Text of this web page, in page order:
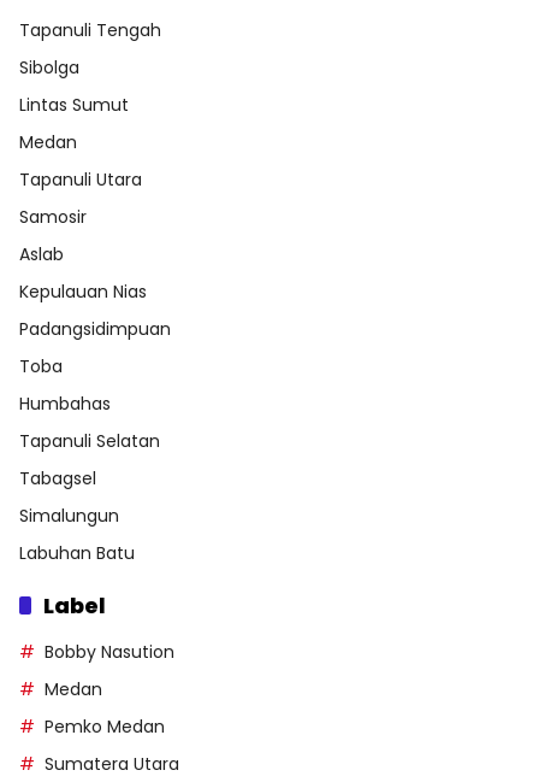
Tapanuli Tengah
Sibolga
Lintas Sumut
Medan
Tapanuli Utara
Samosir
Aslab
Kepulauan Nias
Padangsidimpuan
Toba
Humbahas
Tapanuli Selatan
Tabagsel
Simalungun
Labuhan Batu
Label
Bobby Nasution
Medan
Pemko Medan
Sumatera Utara